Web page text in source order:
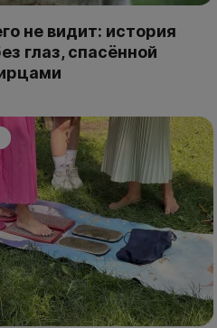
не видит: история
глаз, спасённой